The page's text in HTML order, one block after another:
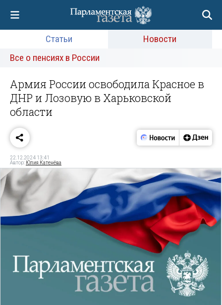
Статьи
Новости
Все о пенсиях в России
Армия России освободила Красное в
ДНР и Лозовую в Харьковской
области
22.12.2024 13:41
Автор: Юлия Катенёва